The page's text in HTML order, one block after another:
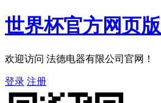
世界杯官方网页版
欢迎访问 法德电器有限公司官网！
登录 注册